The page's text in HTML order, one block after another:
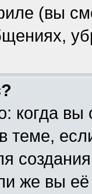
(вы
когда
теме,
же вы её